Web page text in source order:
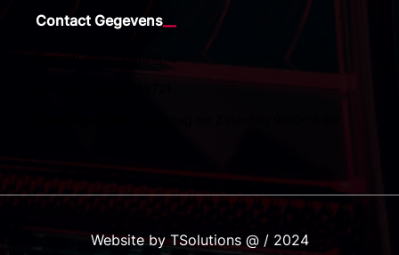
Contact Gegevens
E-mail:
Website by TSolutions @ / 2024